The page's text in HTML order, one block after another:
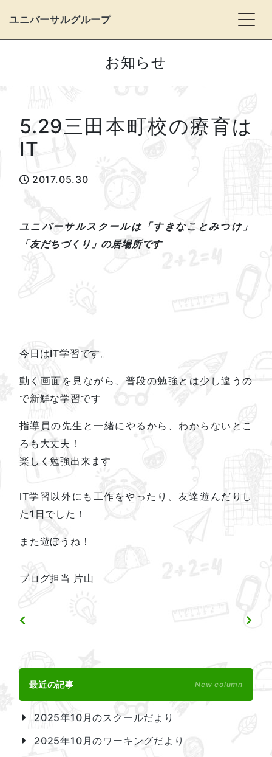
ユニバーサルグループ
お知らせ
5.29三田本町校の療育は
IT
2017.05.30
ユニバーサルスクールは「すきなことみつけ」
「友だちづくり」の居場所です
今日はIT学習です。
動く画面を見ながら、普段の勉強とは少し違うの
で新鮮な学習です
指導員の先生と一緒にやるから、わからないとこ
ろも大丈夫！
楽しく勉強出来ます
IT学習以外にも工作をやったり、友達遊んだりし
た1日でした！
また遊ぼうね！
ブログ担当 片山
最近の記事 New column
2025年10月のスクールだより
2025年10月のワーキングだより